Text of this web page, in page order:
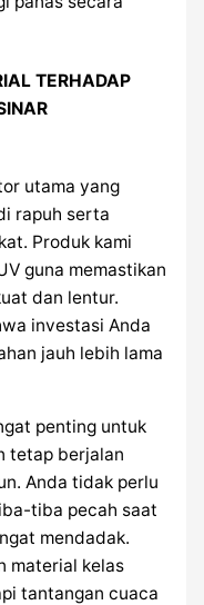
TERHADAP
utama yang
rapuh serta
Produk kami
guna memastikan
dan lentur.
investasi Anda
jauh lebih lama
penting untuk
tetap berjalan
Anda tidak perlu
tiba pecah saat
mendadak.
material kelas
tantangan cuaca